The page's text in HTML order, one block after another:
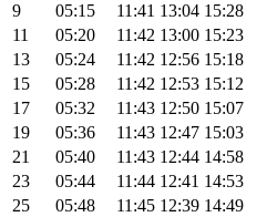
9
05:15 11:41 13:04 15:28
11
05:20 11:42 13:00 15:23
13
05:24 11:42 12:56 15:18
15
05:28 11:42 12:53 15:12
17
05:32 11:43 12:50 15:07
19
05:36 11:43 12:47 15:03
21
05:40 11:43 12:44 14:58
23
05:44 11:44 12:41 14:53
25
05:48 11:45 12:39 14:49